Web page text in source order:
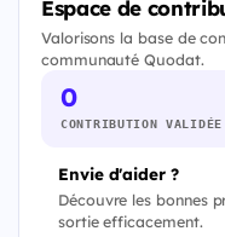
Espace de
Valorisons la base de
communauté Quodat.
0
CONTRIBUTION VALIDÉE
Envie d'aider ?
Découvre les bonnes
sortie efficacement.